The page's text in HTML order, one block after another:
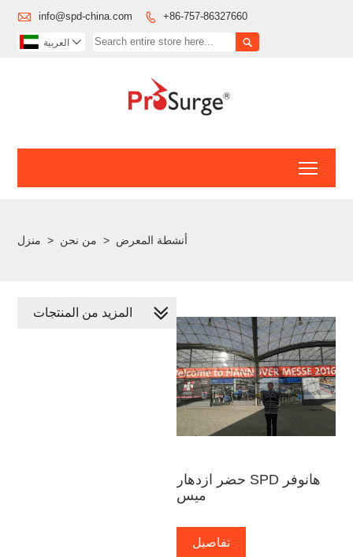
 info@spd-china.com  +86-757-86327660
 العربية 
منزل > من نحن > أنشطة المعرض
حضر ازدهار SPD هانوفر
ميس
تفاصيل
المزيد من المنتجات